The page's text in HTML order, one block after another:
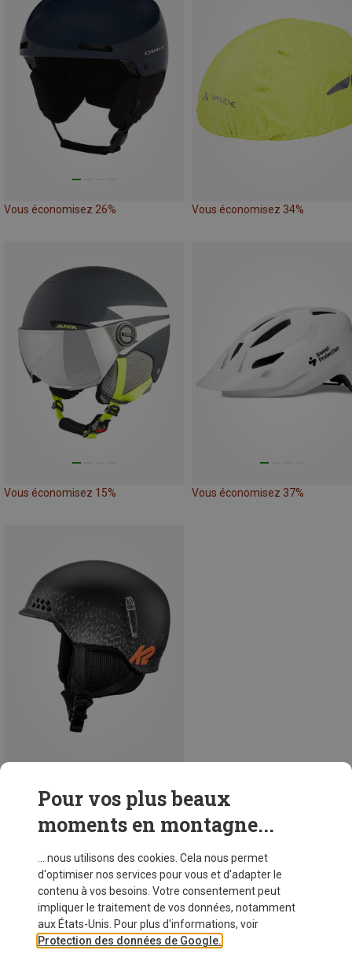
Vous économisez 26% Vous économisez 34%
Vous économisez 15% Vous économisez 37%
VOIR PLUS D'ARTICLES
48 de 62 articles vus
Pour vos plus beaux
moments en montagne...
... nous utilisons des cookies. Cela nous permet
d'optimiser nos services pour vous et d'adapter le
contenu à vos besoins. Votre consentement peut
impliquer le traitement de vos données, notamment
aux États-Unis. Pour plus d'informations, voir
Protection des données de Google.